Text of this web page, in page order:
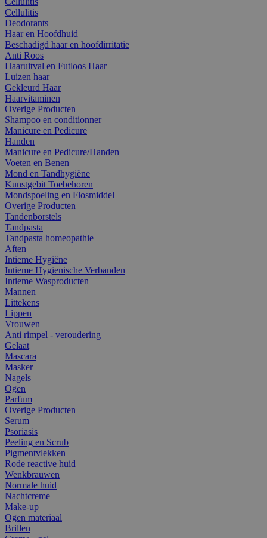
Cellulitis
Deodorants
Haar en Hoofdhuid
Beschadigd haar en hoofdirritatie
Anti Roos
Haaruitval en Futloos Haar
Luizen haar
Gekleurd Haar
Haarvitaminen
Overige Producten
Shampoo en conditionner
Manicure en Pedicure
Handen
Manicure en Pedicure/Handen
Voeten en Benen
Mond en Tandhygiëne
Kunstgebit Toebehoren
Mondspoeling en Flosmiddel
Overige Producten
Tandenborstels
Tandpasta
Tandpasta homeopathie
Aften
Intieme Hygiëne
Intieme Hygienische Verbanden
Intieme Wasproducten
Mannen
Littekens
Lippen
Vrouwen
Anti rimpel - veroudering
Gelaat
Mascara
Masker
Nagels
Ogen
Parfum
Overige Producten
Serum
Psoriasis
Peeling en Scrub
Pigmentvlekken
Rode reactive huid
Wenkbrauwen
Normale huid
Nachtcreme
Make-up
Ogen materiaal
Brillen